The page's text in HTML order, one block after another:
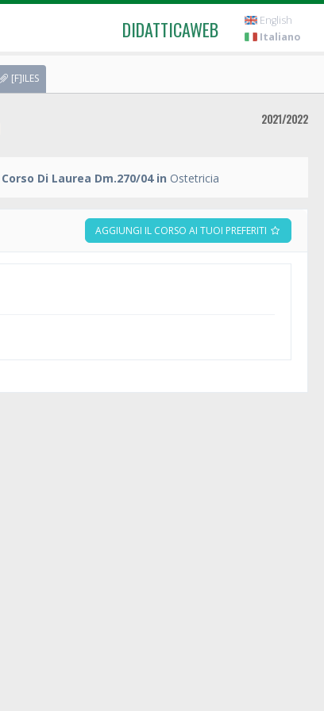
DIDATTICAWEB
English
Italiano
[F]ILES
2021/2022
Corso Di Laurea Dm.270/04 in Ostetricia
AGGIUNGI IL CORSO AI TUOI PREFERITI